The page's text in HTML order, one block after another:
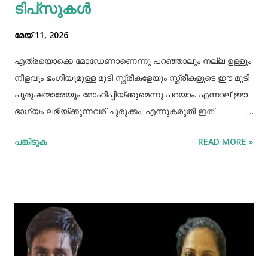
ടിപ്‌സുകൾ
മേയ് 11, 2026
എത്രയൊക്കെ മോഡേണാണെന്നു പറഞ്ഞാലും നല്ല ഉള്ളും
നീളവും ഭംഗിയുമുള്ള മുടി സ്ത്രീകളേയും സ്ത്രീകളുടെ ഈ മുടി
പുരുഷന്മാരേയും മോഹിപ്പിയ്ക്കുമെന്നു പറയാം. എന്നാല് ഈ
ഭാഗ്യം ലഭിയ്ക്കുന്നവര് ചുരുക്കം. എന്നുകരുതി ഇത്
സഹായിക്കുന്ന ചില വഴികളെക്കുറിച്ചറിയൂ,മുടി വളര്‍ച്ചയ്ക്ക്
ചീകുന്നത് ശരിയായ രീതിയിലല്ലെങ്കില്‍ മുടി ജട പിടിക്കാനും
പൊട്ടിപ്പോകാനുമുള്ള സാധ്യതയും കൂടും. മുടി ശരിയായി
ചീകുന്നതിനും ചില വഴികളുണ്ട്. ആമസോണിൽ 80% വരെ
പങ്കിടുക READ MORE »